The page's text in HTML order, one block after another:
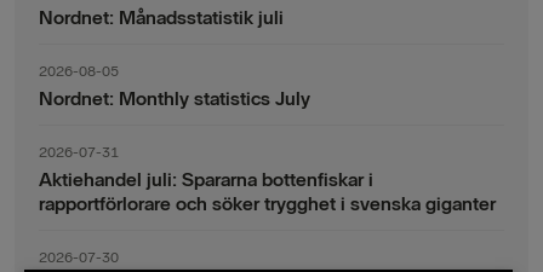
Nordnet: Månadsstatistik juli
2026-08-05
Nordnet: Monthly statistics July
2026-07-31
Aktiehandel juli: Spararna bottenfiskar i
rapportförlorare och söker trygghet i svenska giganter
2026-07-30